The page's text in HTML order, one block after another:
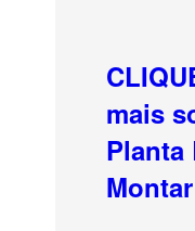
mais
Planta